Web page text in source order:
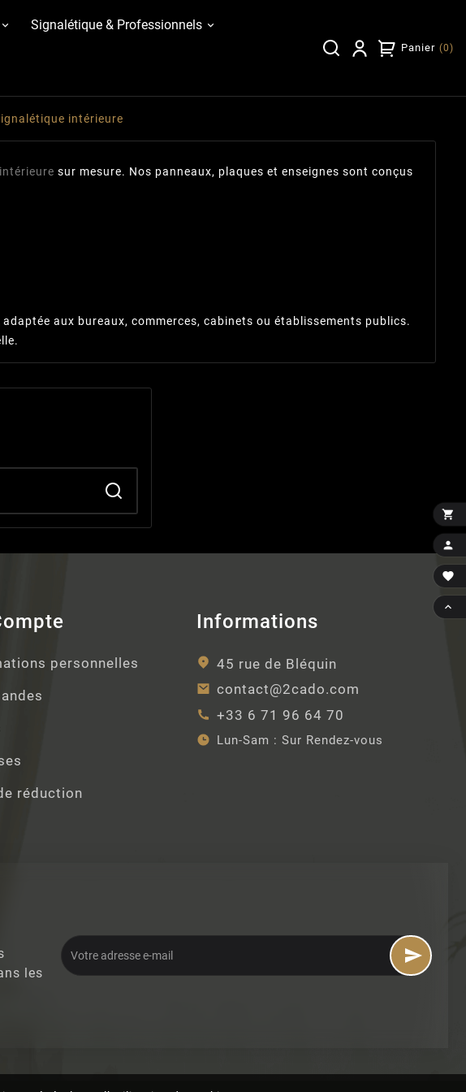
Signalétique & Professionnels
Panier (0)
intérieure
sur mesure. Nos panneaux, plaques et enseignes sont conçus
aux bureaux, commerces, cabinets ou établissements publics.
personnelles
réduction
Informations
45 rue de Bléquin
contact@2cado.com
+33 6 71 96 64 70
Lun-Sam : Sur Rendez-vous
les




